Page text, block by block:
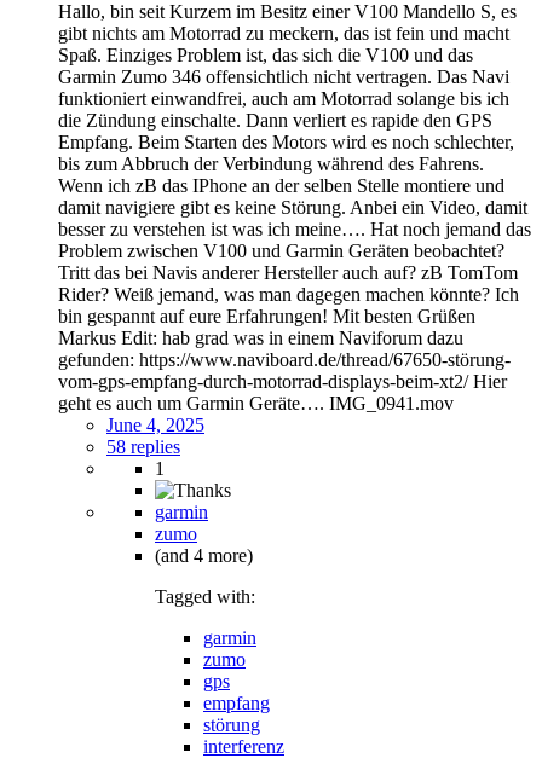
Hallo, bin seit Kurzem im Besitz einer V100 Mandello S, es
gibt nichts am Motorrad zu meckern, das ist fein und macht
Spaß. Einziges Problem ist, das sich die V100 und das
Garmin Zumo 346 offensichtlich nicht vertragen. Das Navi
funktioniert einwandfrei, auch am Motorrad solange bis ich
die Zündung einschalte. Dann verliert es rapide den GPS
Empfang. Beim Starten des Motors wird es noch schlechter,
bis zum Abbruch der Verbindung während des Fahrens.
Wenn ich zB das IPhone an der selben Stelle montiere und
damit navigiere gibt es keine Störung. Anbei ein Video, damit
besser zu verstehen ist was ich meine…. Hat noch jemand das
Problem zwischen V100 und Garmin Geräten beobachtet?
Tritt das bei Navis anderer Hersteller auch auf? zB TomTom
Rider? Weiß jemand, was man dagegen machen könnte? Ich
bin gespannt auf eure Erfahrungen! Mit besten Grüßen
Markus Edit: hab grad was in einem Naviforum dazu
gefunden: https://www.naviboard.de/thread/67650-störung-
vom-gps-empfang-durch-motorrad-displays-beim-xt2/ Hier
geht es auch um Garmin Geräte…. IMG_0941.mov
June 4, 2025
58 replies
1
garmin
zumo
(and 4 more)
Tagged with:
garmin
zumo
gps
empfang
störung
interferenz